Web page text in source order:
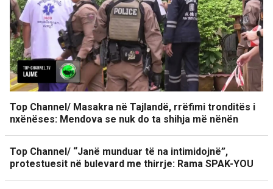
Top Channel/ Masakra në Tajlandë, rrëfimi tronditës i
nxënëses: Mendova se nuk do ta shihja më nënën
Top Channel/ “Janë munduar të na intimidojnë”,
protestuesit në bulevard me thirrje: Rama SPAK-YOU